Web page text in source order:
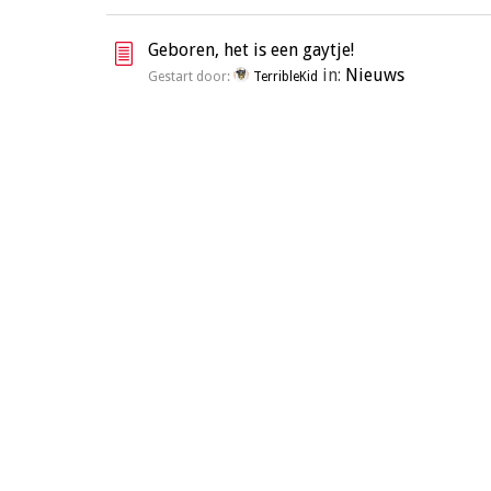
Geboren, het is een gaytje!
Gestart door: TerribleKid in: Nieuws